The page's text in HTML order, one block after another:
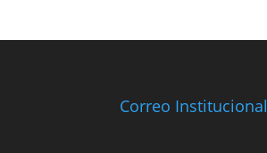
Correo Institucional